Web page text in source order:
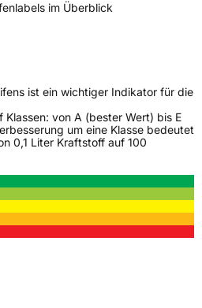
im Überblick
ist ein wichtiger Indikator für die
von A (bester Wert) bis E
um eine Klasse bedeutet
0,1 Liter Kraftstoff auf 100